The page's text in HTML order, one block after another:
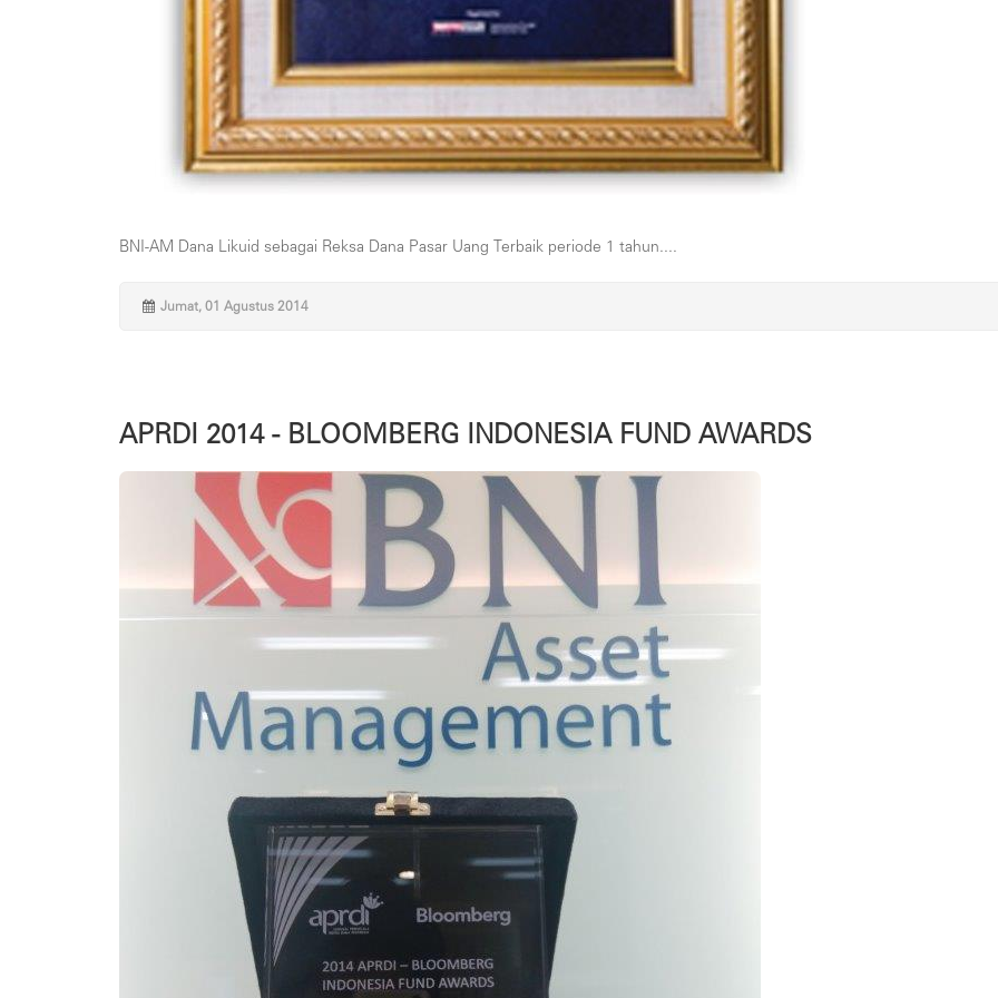
BNI-AM Dana Likuid sebagai Reksa Dana Pasar Uang Terbaik periode 1 tahun....
Jumat, 01 Agustus 2014
APRDI 2014 - BLOOMBERG INDONESIA FUND AWARDS